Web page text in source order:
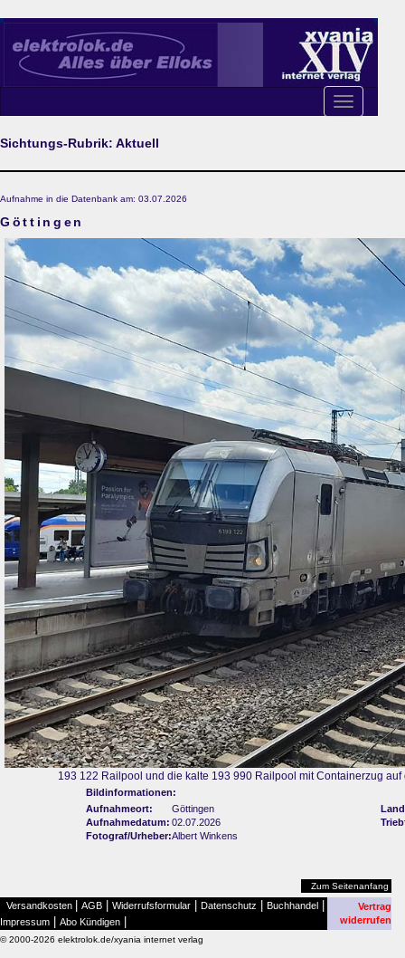
Toggle
navigation
Sichtungs-Rubrik: Aktuell
Aufnahme in die Datenbank am: 03.07.2026
Göttingen
193 122 Railpool und die kalte 193 990 Railpool mit Containerzug
Bildinformationen:
Aufnahmeort:
Göttingen
Aufnahmedatum: 02.07.2026
Fotograf/Urheber:Albert Winkens
Zum Seitenanfang
Versandkosten AGB Widerrufsformular Datenschutz Buchhandel
Impressum Abo Kündigen
Vertrag
widerrufen
© 2000-2026 elektrolok.de/xyania internet verlag